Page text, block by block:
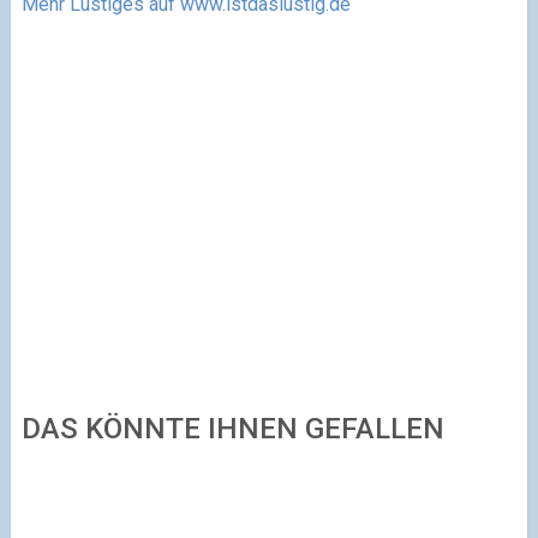
Mehr Lustiges auf www.istdaslustig.de
DAS KÖNNTE IHNEN GEFALLEN